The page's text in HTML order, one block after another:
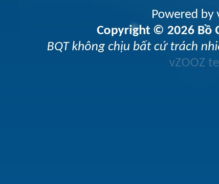
Powered
Copyright © 2026 Bồ
BQT không chịu bất cứ trách
vZOOZ